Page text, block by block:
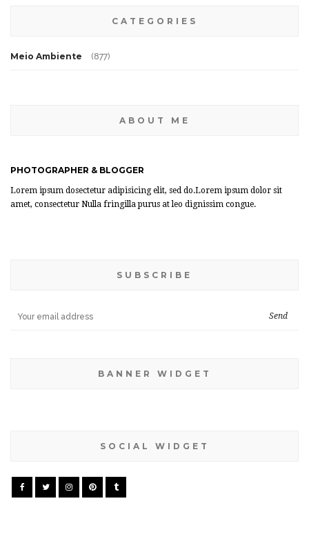
CATEGORIES
Meio Ambiente (877)
ABOUT ME
PHOTOGRAPHER & BLOGGER
Lorem ipsum dosectetur adipisicing elit, sed do.Lorem ipsum dolor sit
amet, consectetur Nulla fringilla purus at leo dignissim congue.
SUBSCRIBE
BANNER WIDGET
SOCIAL WIDGET